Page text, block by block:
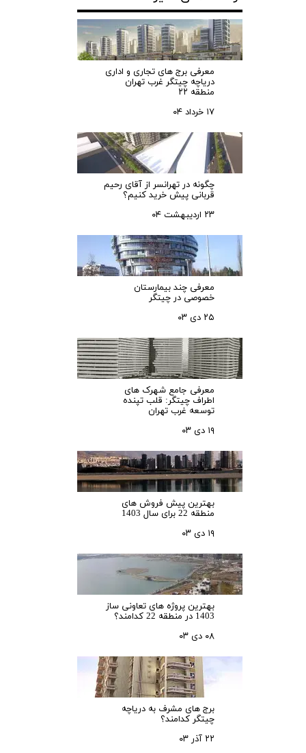
معرفی برج های تجاری و اداری
دریاچه چیتگر غرب تهران
منطقه ۲۲
۱۷ خرداد ۰۴
چگونه در تهرانسر از آقای رحیم
قربانی پیش خرید کنیم؟
۲۳ اردیبهشت ۰۴
معرفی چند بیمارستان
خصوصی در چیتگر
۲۵ دی ۰۳
معرفی جامع شهرک‌ های
اطراف چیتگر: قلب تپنده
توسعه غرب تهران
۱۹ دی ۰۳
بهترین پیش فروش های
منطقه 22 برای سال 1403
۱۹ دی ۰۳
بهترین پروژه های تعاونی ساز
1403 در منطقه 22 کدامند؟
۰۸ دی ۰۳
برج های مشرف به دریاچه
چیتگر کدامند؟
۲۲ آذر ۰۳